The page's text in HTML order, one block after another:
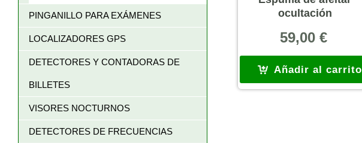
ocultación
59,00 €
Añadir al carrito
PINGANILLO PARA EXÁMENES
LOCALIZADORES GPS
DETECTORES Y CONTADORAS DE
BILLETES
VISORES NOCTURNOS
DETECTORES DE FRECUENCIAS